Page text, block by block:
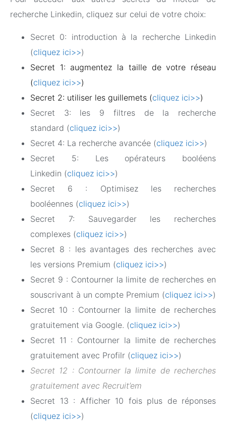
recherche Linkedin, cliquez sur celui de votre choix:
Secret 0: introduction à la recherche Linkedin
(cliquez ici>>)
Secret 1: augmentez la taille de votre réseau
(cliquez ici>>)
Secret 2: utiliser les guillemets (cliquez ici>>)
Secret 3: les 9 filtres de la recherche
standard (cliquez ici>>)
Secret 4: La recherche avancée (cliquez ici>>)
Secret 5: Les opérateurs booléens
Linkedin (cliquez ici>>)
Secret 6 : Optimisez les recherches
booléennes (cliquez ici>>)
Secret 7: Sauvegarder les recherches
complexes (cliquez ici>>)
Secret 8 : les avantages des recherches avec
les versions Premium (cliquez ici>>)
Secret 9 : Contourner la limite de recherches en
souscrivant à un compte Premium (cliquez ici>>)
Secret 10 : Contourner la limite de recherches
gratuitement via Google. (cliquez ici>>)
Secret 11 : Contourner la limite de recherches
gratuitement avec Profilr (cliquez ici>>)
Secret 12 : Contourner la limite de recherches
gratuitement avec Recruit’em
Secret 13 : Afficher 10 fois plus de réponses
(cliquez ici>>)